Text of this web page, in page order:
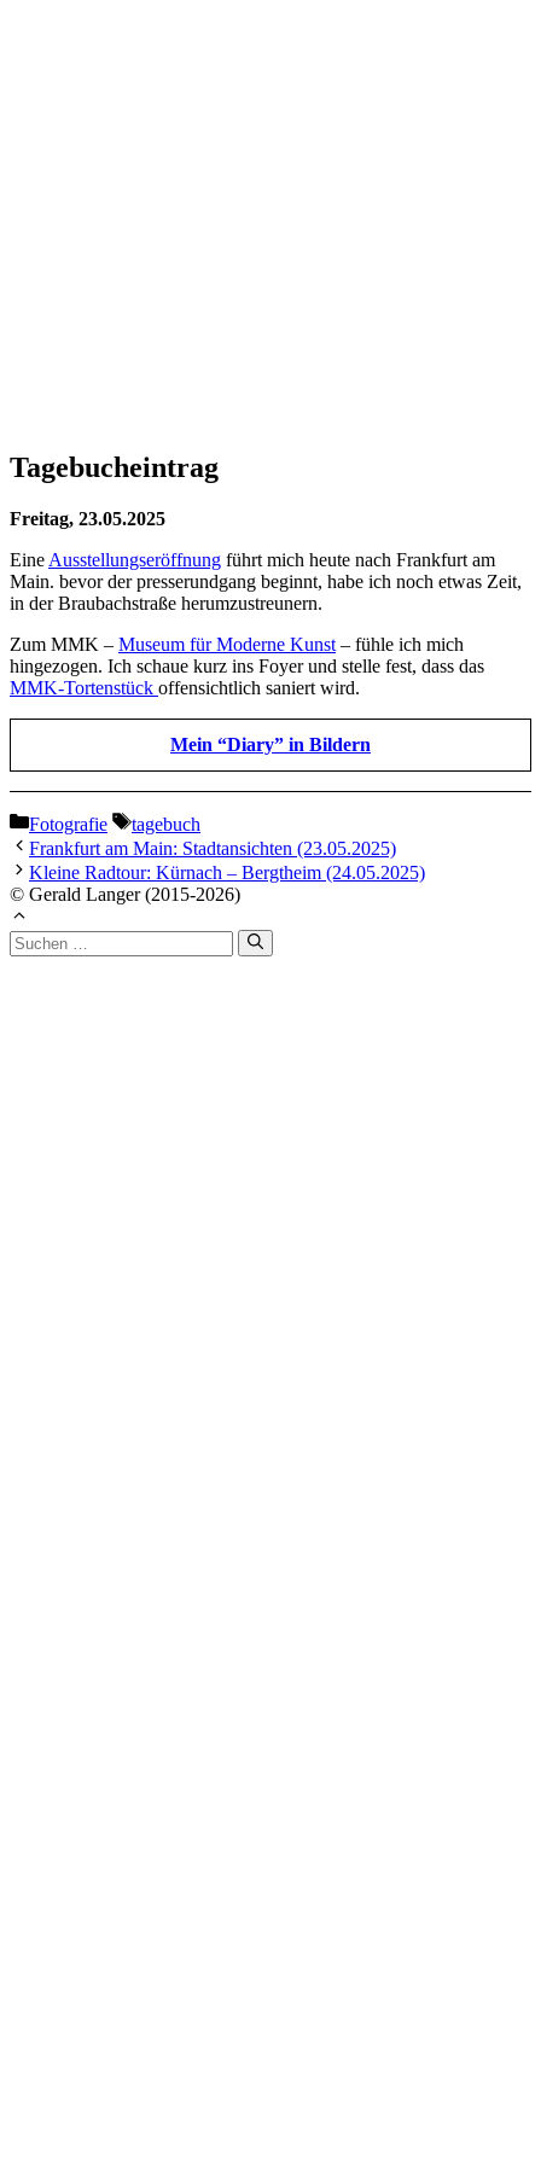
Tagebucheintrag
Freitag, 23.05.2025
Eine Ausstellungseröffnung führt mich heute nach Frankfurt am
Main. bevor der presserundgang beginnt, habe ich noch etwas Zeit,
in der Braubachstraße herumzustreunern.
Zum MMK – Museum für Moderne Kunst – fühle ich mich
hingezogen. Ich schaue kurz ins Foyer und stelle fest, dass das
MMK-Tortenstück offensichtlich saniert wird.
Mein “Diary” in Bildern
Kategorien
Fotografie Schlagwörter
tagebuch
Frankfurt am Main: Stadtansichten (23.05.2025)
Kleine Radtour: Kürnach – Bergtheim (24.05.2025)
© Gerald Langer (2015-2026)
Suchen
nach: